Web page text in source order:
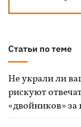
Статьи по теме
Не украли ли
рискуют
«двойников» за